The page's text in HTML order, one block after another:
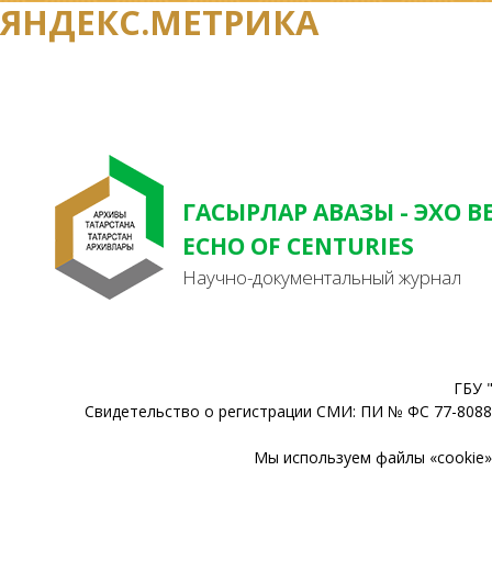
ЯНДЕКС.МЕТРИКА
ГАСЫРЛАР АВАЗЫ - ЭХО
ECHO OF CENTURIES
Научно-документальный журнал
ГБУ
Свидетельство о регистрации СМИ: ПИ № ФС 77-
Мы используем файлы «cookie»